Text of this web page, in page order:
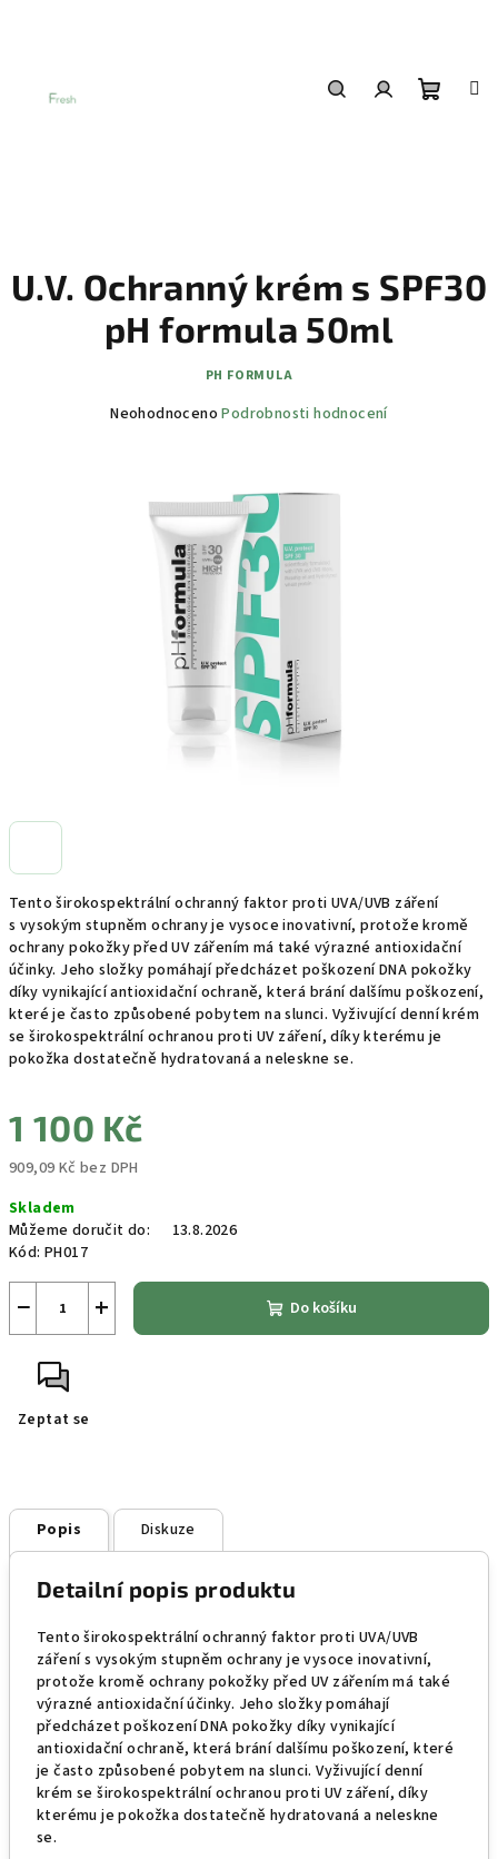
Tento širokospektrální ochranný faktor proti UVA/UVB záření
s vysokým stupněm ochrany je vysoce inovativní, protože kromě
ochrany pokožky před UV zářením má také výrazné antioxidační
účinky. Jeho složky pomáhají předcházet poškození DNA pokožky
díky vynikající antioxidační ochraně, která brání dalšímu poškození,
které je často způsobené pobytem na slunci. Vyživující denní krém
se širokospektrální ochranou proti UV záření, díky kterému je
pokožka dostatečně hydratovaná a neleskne se.
1 100 Kč
909,09 Kč bez DPH
cena:
Skladem
Můžeme doručit do:
13.8.2026
Kód: PH017
+
− Do košíku
Zeptat se
U.V. Ochranný krém s SPF30
pH formula 50ml
PH FORMULA
Průměrné
hvězdiček.
Neohodnoceno Podrobnosti hodnocení
Popis Diskuze
Detailní popis produktu
Tento širokospektrální ochranný faktor proti UVA/UVB
záření s vysokým stupněm ochrany je vysoce inovativní,
protože kromě ochrany pokožky před UV zářením má také
výrazné antioxidační účinky. Jeho složky pomáhají
předcházet poškození DNA pokožky díky vynikající
antioxidační ochraně, která brání dalšímu poškození, které
je často způsobené pobytem na slunci. Vyživující denní
krém se širokospektrální ochranou proti UV záření, díky
kterému je pokožka dostatečně hydratovaná a neleskne
se.